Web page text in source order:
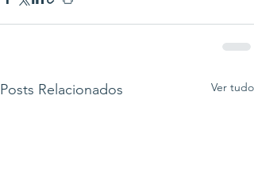
Posts Relacionados Ver tudo